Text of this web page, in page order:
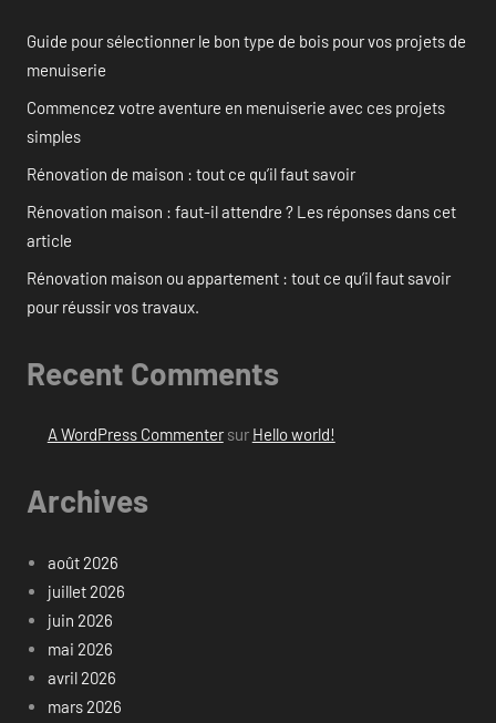
Guide pour sélectionner le bon type de bois pour vos projets de
menuiserie
Commencez votre aventure en menuiserie avec ces projets
simples
Rénovation de maison : tout ce qu’il faut savoir
Rénovation maison : faut-il attendre ? Les réponses dans cet
article
Rénovation maison ou appartement : tout ce qu’il faut savoir
pour réussir vos travaux.
Recent Comments
A WordPress Commentersur Hello world!
Archives
août 2026
juillet 2026
juin 2026
mai 2026
avril 2026
mars 2026